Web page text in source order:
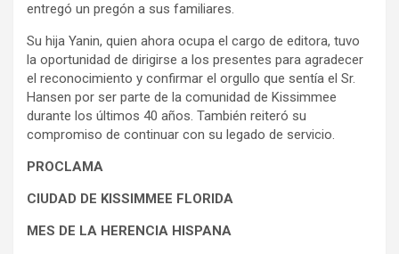
entregó un pregón a sus familiares.
Su hija Yanin, quien ahora ocupa el cargo de editora, tuvo
la oportunidad de dirigirse a los presentes para agradecer
el reconocimiento y confirmar el orgullo que sentía el Sr.
Hansen por ser parte de la comunidad de Kissimmee
durante los últimos 40 años. También reiteró su
compromiso de continuar con su legado de servicio.
PROCLAMA
CIUDAD DE KISSIMMEE FLORIDA
MES DE LA HERENCIA HISPANA